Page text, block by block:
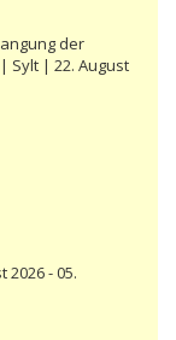
der
Sylt | 22. August
- 05.